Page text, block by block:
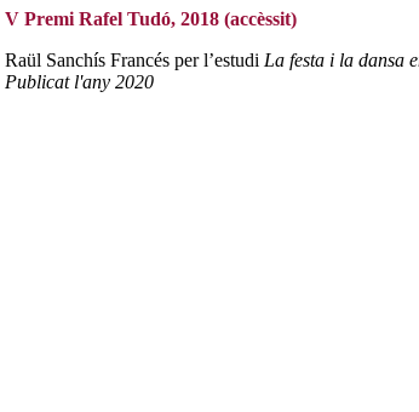
V Premi Rafel Tudó, 2018 (accèssit)
Raül Sanchís Francés per l’estudi La festa i la dansa
Publicat l'any 2020